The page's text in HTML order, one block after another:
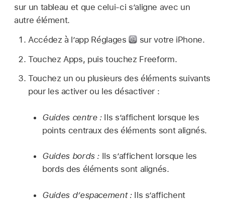
sur un tableau et que celui-ci s’aligne avec un
autre élément.
Accédez à l’app Réglages
sur votre iPhone.
Touchez Apps, puis touchez Freeform.
Touchez un ou plusieurs des éléments suivants
pour les activer ou les désactiver :
Guides centre :Ils s’affichent lorsque les
points centraux des éléments sont alignés.
Guides bords : Ils s’affichent lorsque les
bords des éléments sont alignés.
Guides d’espacement :Ils s’affichent